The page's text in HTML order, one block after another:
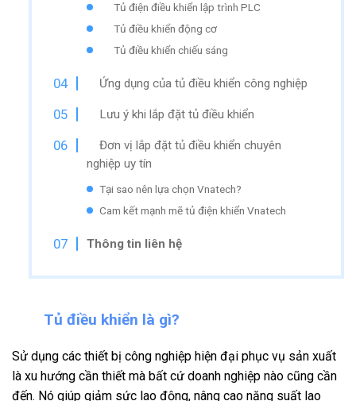
Tủ điện điều khiển lập trình PLC
Tủ điều khiển động cơ
Tủ điều khiển chiếu sáng
Ứng dụng của tủ điều khiển công nghiệp
Lưu ý khi lắp đặt tủ điều khiển
Đơn vị lắp đặt tủ điều khiển chuyên
nghiệp uy tín
Tại sao nên lựa chọn Vnatech?
Cam kết mạnh mẽ tủ điện khiển Vnatech
Thông tin liên hệ
Tủ điều khiển là gì?
Sử dụng các thiết bị công nghiệp hiện đại phục vụ sản xuất
là xu hướng cần thiết mà bất cứ doanh nghiệp nào cũng cần
đến. Nó giúp giảm sức lao động, nâng cao năng suất lao